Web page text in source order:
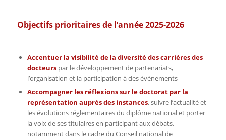
Objectifs prioritaires de l’année 2025-2026
Accentuer la visibilité de la diversité des carrières des
docteurs par le développement de partenariats,
l’organisation et la participation à des évènements
Accompagner les réflexions sur le doctorat par la
représentation auprès des instances, suivre l’actualité et
les évolutions réglementaires du diplôme national et porter
la voix de ses titulaires en participant aux débats,
notamment dans le cadre du Conseil national de